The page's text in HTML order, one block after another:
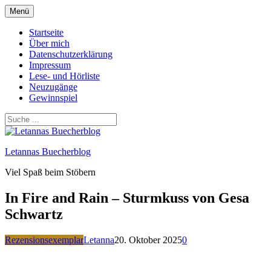
Zum
Inhalt
springen
Menü
Startseite
Über mich
Datenschutzerklärung
Impressum
Lese- und Hörliste
Neuzugänge
Gewinnspiel
Letannas Buecherblog
Viel Spaß beim Stöbern
In Fire and Rain – Sturmkuss von Gesa
Schwartz
RezensionsexemplarLetanna20. Oktober 20250